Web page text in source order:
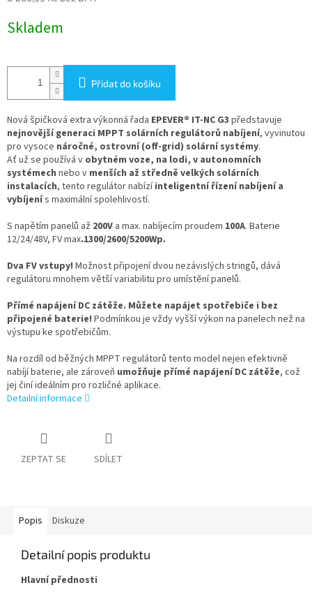
cena:
Skladem
Přidat do košíku
Nová špičková extra výkonná řada EPEVER® IT-NC G3 představuje
nejnovější generaci MPPT solárních regulátorů nabíjení, vyvinutou
pro vysoce náročné, ostrovní (off-grid) solární systémy.
Ať už se používá v obytném voze, na lodi, v autonomních
systémech nebo v menších až středně velkých solárních
instalacích, tento regulátor nabízíinteligentní řízení nabíjení a
vybíjenís maximální spolehlivostí.
S napětím panelů až 200V a max. nabíjecím proudem 100A. Baterie
12/24/48V, FV max.1300/2600/5200Wp.
Dva FV vstupy! Možnost připojení dvou nezávislých stringů, dává
regulátoru mnohem větší variabilitu pro umístění panelů.
Přímé napájení DC zátěže. Můžete napájet spotřebiče i bez
připojené baterie! Podmínkou je vždy vyšší výkon na panelech než na
výstupu ke spotřebičům.
Na rozdíl od běžných MPPT regulátorů tento model nejen efektivně
nabíjí baterie, ale zároveň umožňuje přímé napájení DC zátěže, což
jej činí ideálním pro rozličné aplikace.
Detailní informace
ZEPTAT SE SDÍLET
Popis Diskuze
Detailní popis produktu
Hlavní přednosti